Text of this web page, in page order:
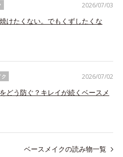
けたくない。でもくずしたくな
2026/07/03
ク
どう防ぐ？キレイが続くベースメ
2026/07/02
ベースメイクの読み物一覧